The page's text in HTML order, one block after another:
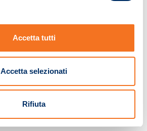
Accetta tutti
Accetta selezionati
Rifiuta